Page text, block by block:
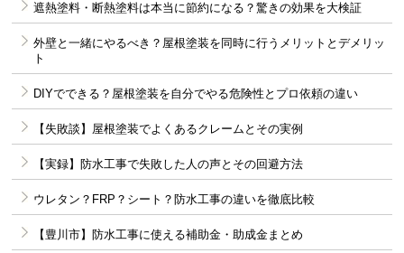
遮熱塗料・断熱塗料は本当に節約になる？驚きの効果を大検証
外壁と一緒にやるべき？屋根塗装を同時に行うメリットとデメリッ
ト
DIYでできる？屋根塗装を自分でやる危険性とプロ依頼の違い
【失敗談】屋根塗装でよくあるクレームとその実例
【実録】防水工事で失敗した人の声とその回避方法
ウレタン？FRP？シート？防水工事の違いを徹底比較
【豊川市】防水工事に使える補助金・助成金まとめ